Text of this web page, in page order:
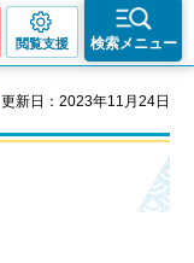
閲覧支援 検索メニュー
更新日：2023年11月24日